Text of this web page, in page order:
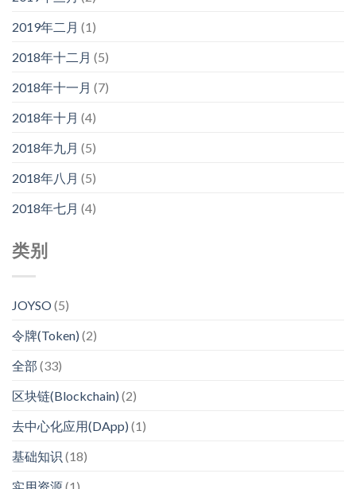
2019年二月 (1)
2018年十二月 (5)
2018年十一月 (7)
2018年十月 (4)
2018年九月 (5)
2018年八月 (5)
2018年七月 (4)
类别
JOYSO(5)
令牌(Token) (2)
全部 (33)
区块链(Blockchain) (2)
去中心化应用(DApp) (1)
基础知识 (18)